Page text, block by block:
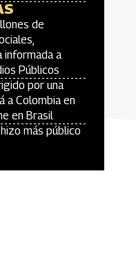
de
informada a
Públicos
por una
a Colombia en
en Brasil
más público